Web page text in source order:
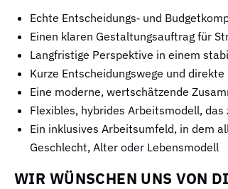
Echte Entscheidungs‑ und
Einen klaren Gestaltungsauftrag für
Langfristige Perspektive in einem
Kurze Entscheidungswege und
Eine moderne, wertschätzende
Flexibles, hybrides Arbeitsmodell,
Ein inklusives Arbeitsumfeld, in dem
Geschlecht, Alter oder Lebensmodell
WIR WÜNSCHEN UNS VON